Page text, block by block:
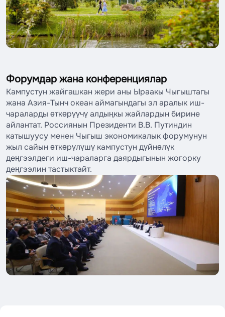
Форумдар жана конференциялар
Кампустун жайгашкан жери аны Ыраакы Чыгыштагы
жана Азия-Тынч океан аймагындагы эл аралык иш-
чараларды өткөрүүчү алдыңкы жайлардын бирине
айлантат. Россиянын Президенти В.В. Путиндин
катышуусу менен Чыгыш экономикалык форумунун
жыл сайын өткөрүлүшү кампустун дүйнөлүк
деңгээлдеги иш-чараларга даярдыгынын жогорку
деңгээлин тастыктайт.